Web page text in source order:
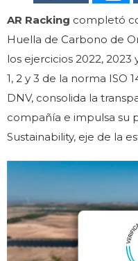
AR Racking completó
Huella de Carbono de
los ejercicios 2022,
1, 2 y 3 de la norma ISO
DNV, consolida la
compañía e impulsa su
Sustainability, eje de la